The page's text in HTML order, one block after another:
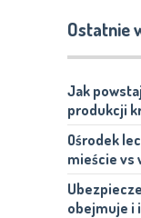
Ostatnie
Jak
produkcji
Ośrodek
mieście vs
obejmuje i